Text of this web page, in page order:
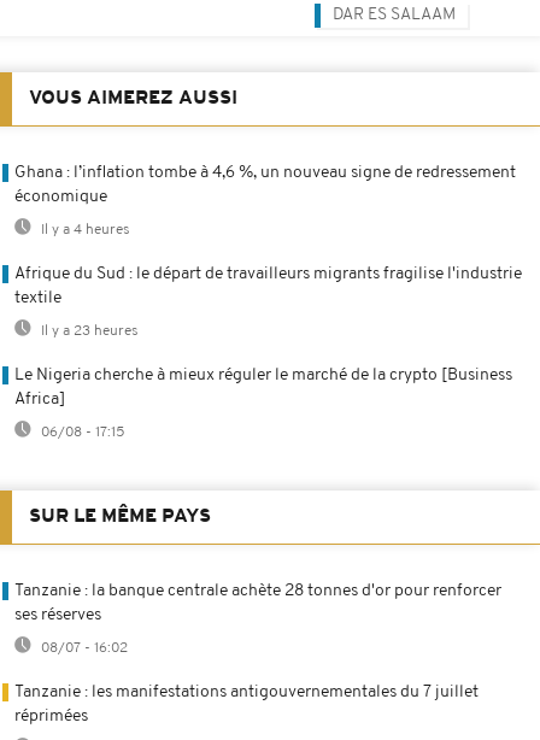
DAR ES SALAAM
VOUS AIMEREZ AUSSI
Ghana : l’inflation tombe à 4,6 %, un nouveau signe de redressement
économique
Il y a 4 heures
Afrique du Sud : le départ de travailleurs migrants fragilise l'industrie
textile
Il y a 23 heures
Le Nigeria cherche à mieux réguler le marché de la crypto [Business
Africa]
06/08 - 17:15
SUR LE MÊME PAYS
Tanzanie : la banque centrale achète 28 tonnes d'or pour renforcer
ses réserves
08/07 - 16:02
Tanzanie : les manifestations antigouvernementales du 7 juillet
réprimées